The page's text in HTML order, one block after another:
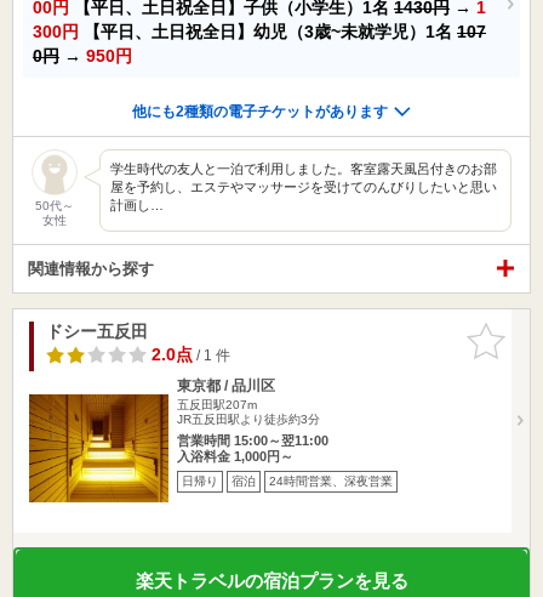
00円
【平日、土日祝全日】子供（小学生）1名 1430円 → 1
300円
【平日、土日祝全日】幼児（3歳~未就学児）1名 107
0円 → 950円
他にも2種類の電子チケットがあります
50代～
女性
学生時代の友人と一泊で利用しました。客室露天風呂付きのお部
屋を予約し、エステやマッサージを受けてのんびりしたいと思い
計画し…
関連情報から探す
お気に入
りに追加
ドシー五反田
2.0点/ 1 件
東京都 / 品川区
五反田駅207m
JR五反田駅より徒歩約3分
営業時間 15:00～翌11:00
入浴料金 1,000円～
日帰り 宿泊 24時間営業、深夜営業
楽天トラベルの宿泊プランを見る